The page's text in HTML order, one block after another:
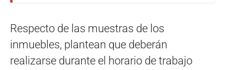
Respecto de las muestras de los
inmuebles, plantean que deberán
realizarse durante el horario de trabajo